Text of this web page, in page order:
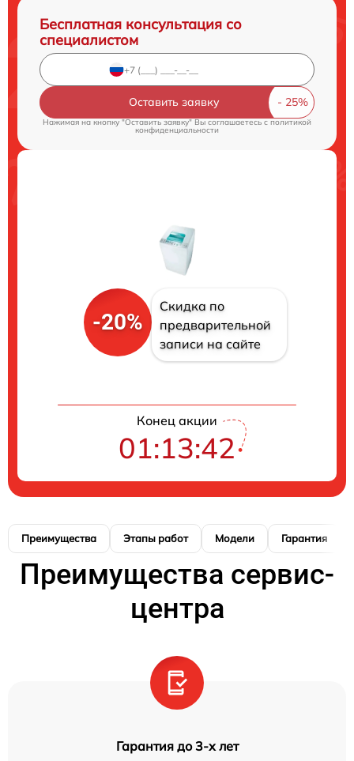
Бесплатная консультация со
специалистом
Оставить заявку
Нажимая на кнопку "Оставить заявку" Вы соглашаетесь cполитикой
конфиденциальности
-20%
Скидка по
предварительной
записи на сайте
Конец акции
01:13:41
Преимущества Этапы работ Модели Гарантия
Преимущества сервис-
центра
Гарантия до 3-х лет